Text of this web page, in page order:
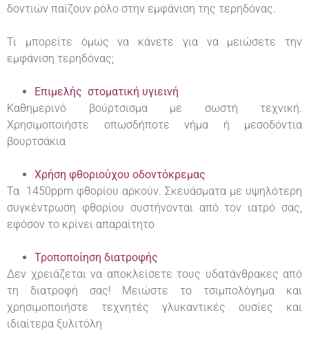
δοντιών παίζουν ρόλο στην εμφάνιση της τερηδόνας.
Τι μπορείτε όμως να κάνετε για να μειώσετε την
εμφάνιση τερηδόνας;
Επιμελής στοματική υγιεινή
Καθημερινό βούρτσισμα με σωστή τεχνική.
Χρησιμοποιήστε οπωσδήποτε νήμα ή μεσοδόντια
βουρτσάκια
Χρήση φθοριούχου οδοντόκρεμας
Τα 1450ppm φθορίου αρκούν. Σκευάσματα με υψηλότερη
συγκέντρωση φθορίου συστήνονται από τον ιατρό σας,
εφόσον το κρίνει απαραίτητο
Τροποποίηση διατροφής
Δεν χρειάζεται να αποκλείσετε τους υδατάνθρακες από
τη διατροφή σας! Μειώστε το τσιμπολόγημα και
χρησιμοποιήστε τεχνητές γλυκαντικές ουσίες και
ιδιαίτερα ξυλιτόλη